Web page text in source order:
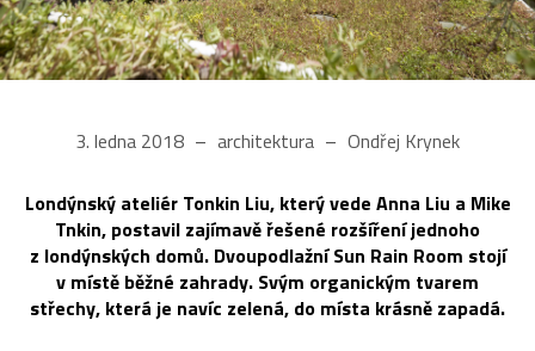
3. ledna 2018 architektura Ondřej Krynek
Londýnský ateliér Tonkin Liu, který vede Anna Liu a Mike
Tnkin, postavil zajímavě řešené rozšíření jednoho
z londýnských domů. Dvoupodlažní Sun Rain Room stojí
v místě běžné zahrady. Svým organickým tvarem
střechy, která je navíc zelená, do místa krásně zapadá.